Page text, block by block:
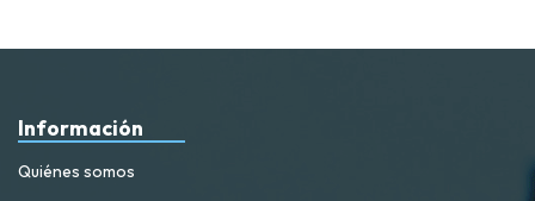
Información
Quiénes somos